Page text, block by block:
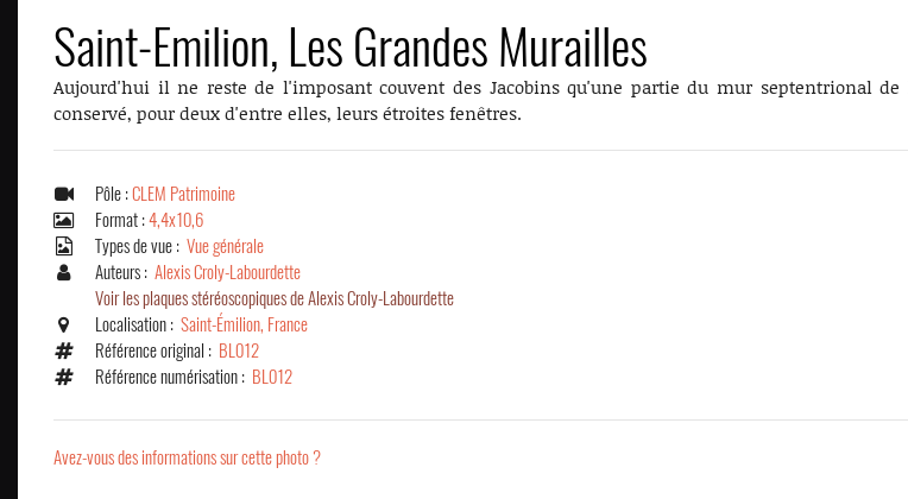
Saint-Emilion, Les Grandes Murailles
Aujourd'hui il ne reste de l'imposant couvent des Jacobins qu'une partie du mur septentrional
conservé, pour deux d'entre elles, leurs étroites fenêtres.
Pôle :CLEM Patrimoine
Format :4,4x10,6
Types de vue : Vue générale
Auteurs : Alexis Croly-Labourdette
Voir les plaques stéréoscopiques de Alexis Croly-Labourdette
Localisation : Saint-Émilion, France
Référence original : BL012
Référence numérisation : BL012
Avez-vous des informations sur cette photo ?